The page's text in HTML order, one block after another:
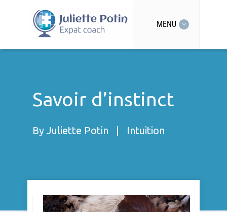
MENU
Savoir d’instinct
By Juliette Potin Intuition